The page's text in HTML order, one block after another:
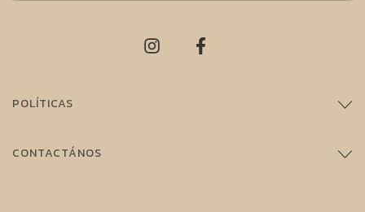
POLÍTICAS
CONTACTÁNOS